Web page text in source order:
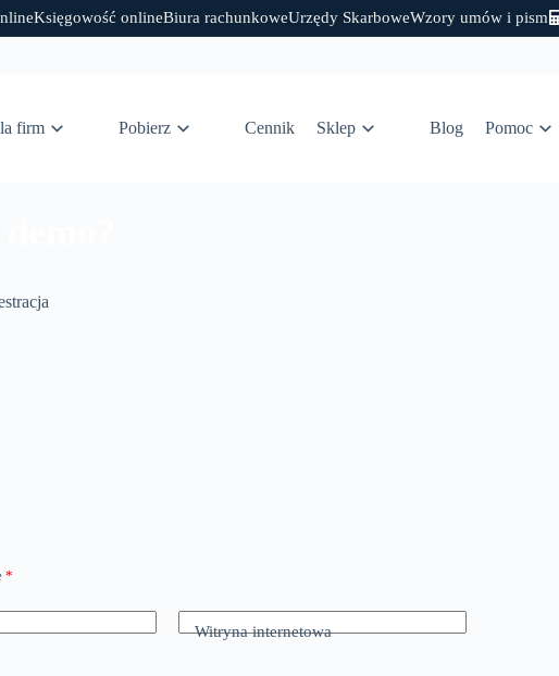
Księgowość onlineBiura rachunkoweUrzędy SkarboweWzory umów i pism
firm Pobierz Cennik Sklep Blog Pomoc
*
Witryna internetowa